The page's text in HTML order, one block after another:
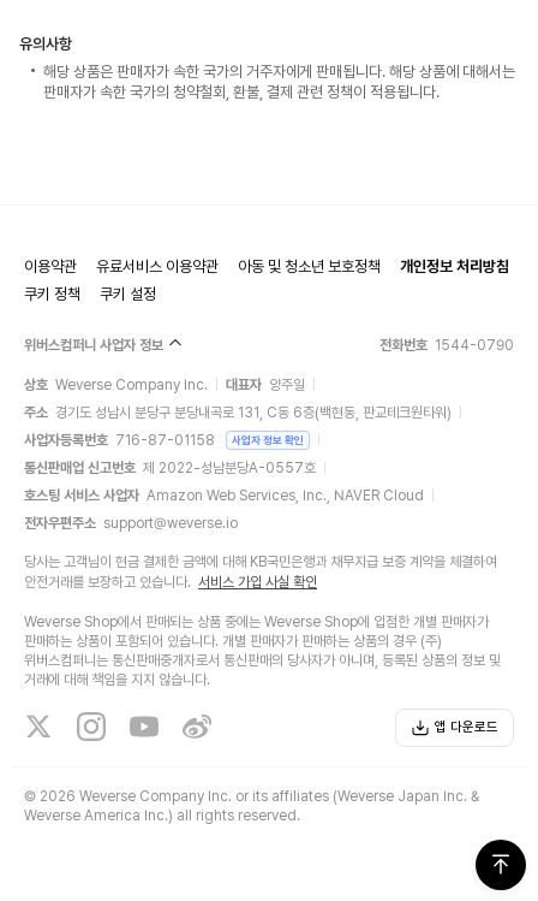
유의사항
해당 상품은 판매자가 속한 국가의 거주자에게 판매됩니다. 해당 상품에 대해서는
판매자가 속한 국가의 청약철회, 환불, 결제 관련 정책이 적용됩니다.
이용약관 유료서비스 이용약관 아동 및 청소년 보호정책
개인정보 처리방침
쿠키 정책
쿠키 설정
위버스컴퍼니 사업자 정보 전화번호 1544-0790
상호 Weverse Company Inc. 대표자 양주일
주소 경기도 성남시 분당구 분당내곡로 131, C동 6층(백현동, 판교테크원타워)
사업자등록번호 716-87-01158 사업자 정보 확인
통신판매업 신고번호 제 2022-성남분당A-0557호
호스팅 서비스 사업자 Amazon Web Services, Inc., NAVER Cloud
전자우편주소 support@weverse.io
당사는 고객님이 현금 결제한 금액에 대해 KB국민은행과 채무지급 보증 계약을 체결하여
안전거래를 보장하고 있습니다. 서비스 가입 사실 확인
Weverse Shop에서 판매되는 상품 중에는 Weverse Shop에 입점한 개별 판매자가
판매하는 상품이 포함되어 있습니다. 개별 판매자가 판매하는 상품의 경우 (주)
위버스컴퍼니는 통신판매중개자로서 통신판매의 당사자가 아니며, 등록된 상품의 정보 및
거래에 대해 책임을 지지 않습니다.
앱 다운로드
© 2026 Weverse Company Inc. or its affiliates (Weverse Japan Inc. &
Weverse America Inc.) all rights reserved.